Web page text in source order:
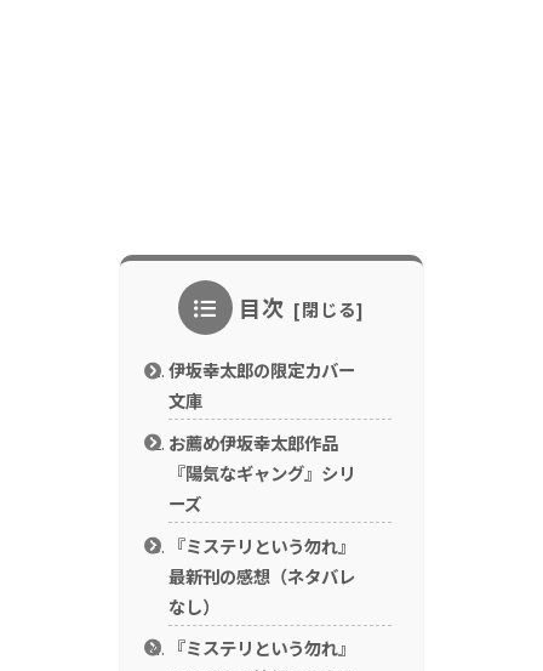
目次
伊坂幸太郎の限定カバー
文庫
お薦め伊坂幸太郎作品
『陽気なギャング』シリ
ーズ
『ミステリという勿れ』
最新刊の感想（ネタバレ
なし）
『ミステリという勿れ』